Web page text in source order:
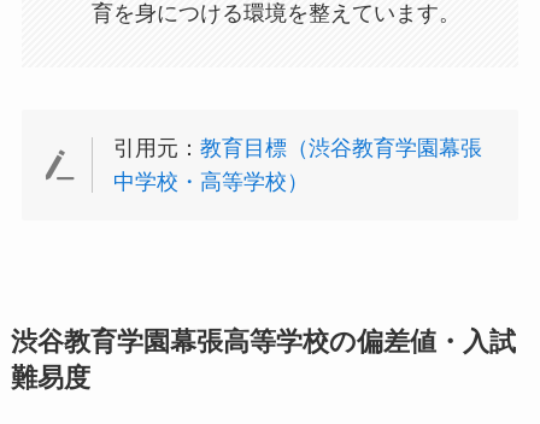
育を身につける環境を整えています。
引用元：教育目標（渋谷教育学園幕張
中学校・高等学校）
渋谷教育学園幕張高等学校の偏差値・入試
難易度